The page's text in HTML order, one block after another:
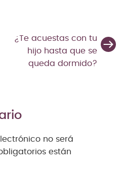
¿Te acuestas con tu
hijo hasta que se
queda dormido?
no será
están